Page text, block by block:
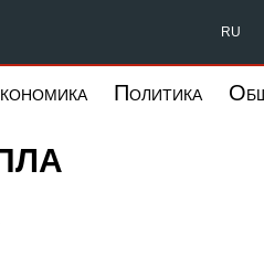
RU
Политика